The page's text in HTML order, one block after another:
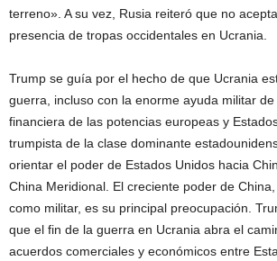
terreno». A su vez, Rusia reiteró que no
presencia de tropas occidentales en Ucrania.
Trump se guía por el hecho de que Ucrania
guerra, incluso con la enorme ayuda militar
financiera de las potencias europeas y
trumpista de la clase dominante
orientar el poder de Estados Unidos hacia
China Meridional. El creciente poder de
como militar, es su principal preocupación.
que el fin de la guerra en Ucrania abra el
acuerdos comerciales y económicos entre